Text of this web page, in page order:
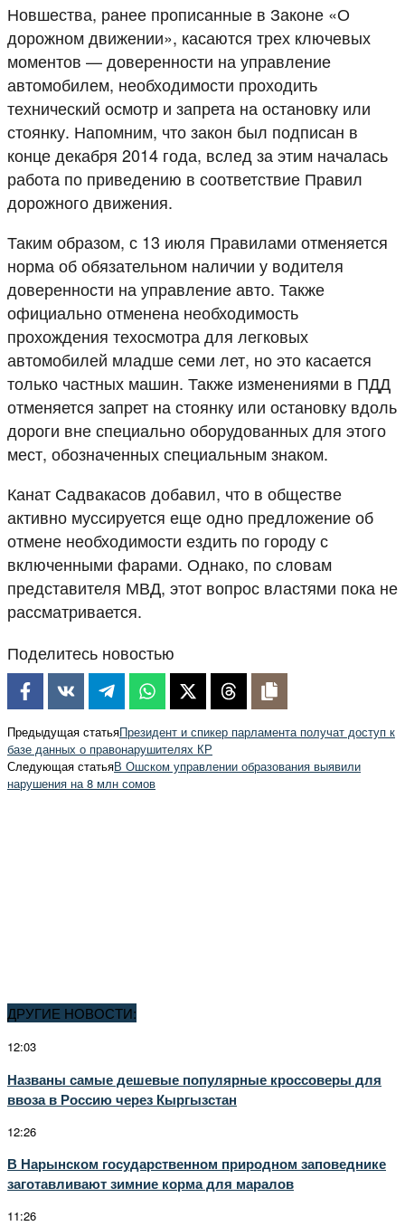
Новшества, ранее прописанные в Законе «О
дорожном движении», касаются трех ключевых
моментов — доверенности на управление
автомобилем, необходимости проходить
технический осмотр и запрета на остановку или
стоянку. Напомним, что закон был подписан в
конце декабря 2014 года, вслед за этим началась
работа по приведению в соответствие Правил
дорожного движения.
Таким образом, с 13 июля Правилами отменяется
норма об обязательном наличии у водителя
доверенности на управление авто. Также
официально отменена необходимость
прохождения техосмотра для легковых
автомобилей младше семи лет, но это касается
только частных машин. Также изменениями в ПДД
отменяется запрет на стоянку или остановку вдоль
дороги вне специально оборудованных для этого
мест, обозначенных специальным знаком.
Канат Садвакасов добавил, что в обществе
активно муссируется еще одно предложение об
отмене необходимости ездить по городу с
включенными фарами. Однако, по словам
представителя МВД, этот вопрос властями пока не
рассматривается.
Поделитесь новостью
Предыдущая статьяПрезидент и спикер парламента получат доступ к
базе данных о правонарушителях КР
Следующая статьяВ Ошском управлении образования выявили
нарушения на 8 млн сомов
ДРУГИЕ НОВОСТИ:
12:03
Названы самые дешевые популярные кроссоверы для
ввоза в Россию через Кыргызстан
12:26
В Нарынском государственном природном заповеднике
заготавливают зимние корма для маралов
11:26